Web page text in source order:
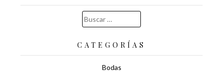
Buscar:
CATEGORÍAS
Bodas